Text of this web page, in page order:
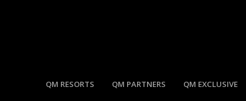
QM RESORTS QM PARTNERS QM EXCLUSIVE